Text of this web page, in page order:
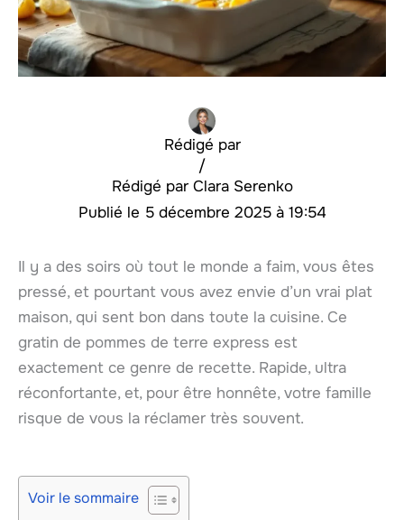
Rédigé par
Clara Serenko
/
5 décembre 2025 à 19:54
Il y a des soirs où tout le monde a faim, vous êtes
pressé, et pourtant vous avez envie d’un vrai plat
maison, qui sent bon dans toute la cuisine. Ce
gratin de pommes de terre express est
exactement ce genre de recette. Rapide, ultra
réconfortante, et, pour être honnête, votre famille
risque de vous la réclamer très souvent.
Voir le sommaire